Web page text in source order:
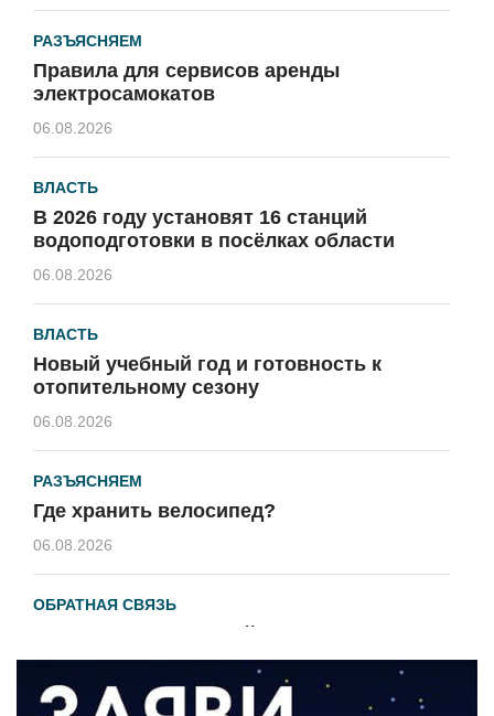
РАЗЪЯСНЯЕМ
Правила для сервисов аренды
электросамокатов
06.08.2026
ВЛАСТЬ
В 2026 году установят 16 станций
водоподготовки в посёлках области
06.08.2026
ВЛАСТЬ
Новый учебный год и готовность к
отопительному сезону
06.08.2026
РАЗЪЯСНЯЕМ
Где хранить велосипед?
06.08.2026
ОБРАТНАЯ СВЯЗЬ
Администрация онлайн